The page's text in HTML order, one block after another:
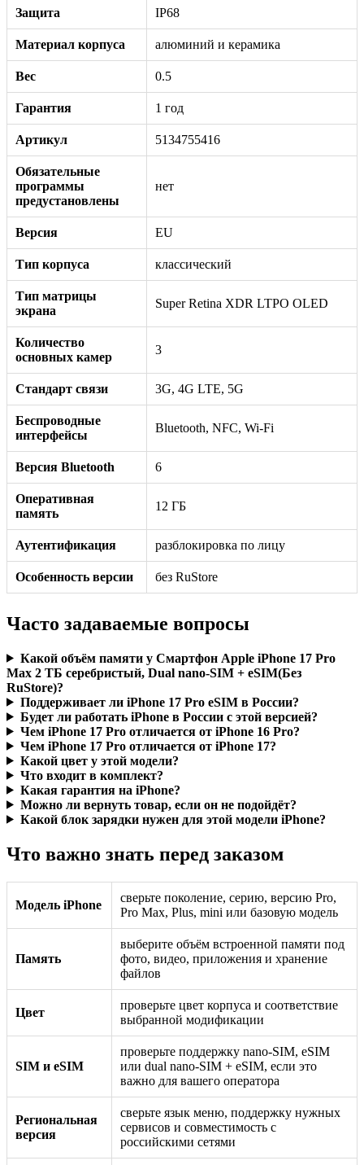
Защита IP68
Материал корпуса алюминий и керамика
Вес 0.5
Гарантия 1 год
Артикул 5134755416
Обязательные
программы
предустановлены
нет
Версия EU
Тип корпуса классический
Тип матрицы
экрана
Super Retina XDR LTPO OLED
Количество
основных камер
3
Стандарт связи 3G, 4G LTE, 5G
Беспроводные
интерфейсы
Bluetooth, NFC, Wi-Fi
Версия Bluetooth 6
Оперативная
память
12 ГБ
Аутентификация разблокировка по лицу
Особенность версии без RuStore
Часто задаваемые вопросы
Какой объём памяти у Смартфон Apple iPhone 17 Pro
Max 2 ТБ серебристый, Dual nano-SIM + eSIM(Без
RuStore)?
Поддерживает ли iPhone 17 Pro eSIM в России?
Будет ли работать iPhone в России с этой версией?
Чем iPhone 17 Pro отличается от iPhone 16 Pro?
Чем iPhone 17 Pro отличается от iPhone 17?
Какой цвет у этой модели?
Что входит в комплект?
Какая гарантия на iPhone?
Можно ли вернуть товар, если он не подойдёт?
Какой блок зарядки нужен для этой модели iPhone?
Что важно знать перед заказом
Модель iPhone
сверьте поколение, серию, версию Pro,
Pro Max, Plus, mini или базовую модель
Память
выберите объём встроенной памяти под
фото, видео, приложения и хранение
файлов
Цвет
проверьте цвет корпуса и соответствие
выбранной модификации
SIM и eSIM
проверьте поддержку nano-SIM, eSIM
или dual nano-SIM + eSIM, если это
важно для вашего оператора
Региональная
версия
сверьте язык меню, поддержку нужных
сервисов и совместимость с
российскими сетями